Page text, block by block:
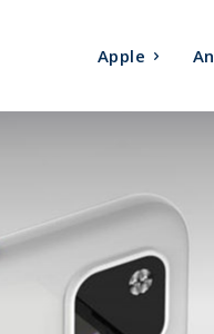
Apple